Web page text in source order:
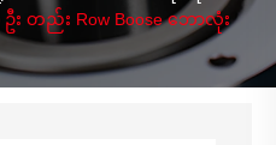
း တည်း Row Boose ဘောလုံး